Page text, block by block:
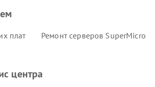
плат
Ремонт серверов SuperMicro
центра